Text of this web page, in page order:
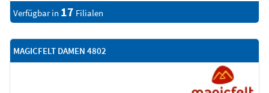
Verfügbar in 17 Filialen
MAGICFELT DAMEN 4802